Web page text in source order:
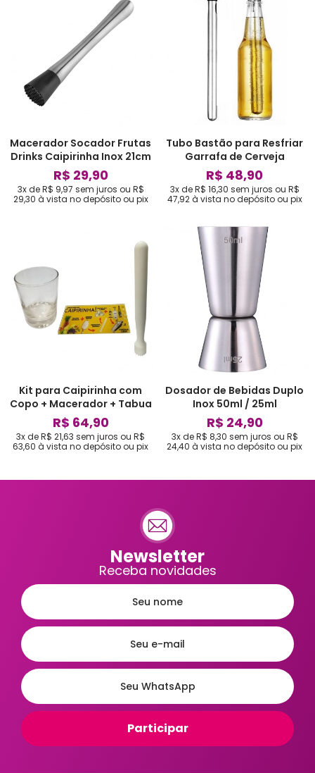
Macerador Socador Frutas
Drinks Caipirinha Inox 21cm
R$ 29,90
3x de R$ 9,97 sem juros ou R$
29,30 à vista no depósito ou pix
Tubo Bastão para Resfriar
Garrafa de Cerveja
R$ 48,90
3x de R$ 16,30 sem juros ou R$
47,92à vista no depósito ou pix
Kit para Caipirinha com
Copo + Macerador + Tabua
R$ 64,90
3x de R$ 21,63 sem juros ou R$
63,60 à vista no depósito ou pix
Dosador de Bebidas Duplo
Inox 50ml / 25ml
R$ 24,90
3x de R$ 8,30 sem juros ou R$
24,40 à vista no depósito ou pix
Newsletter
Receba novidades